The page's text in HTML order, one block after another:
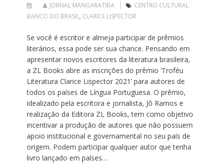
JORNAL MANGARATIBA
CENTRO CULTURAL
BANCO DO BRASIL, CLARICE LISPECTOR
Se você é escritor e almeja participar de prêmios
literários, essa pode ser sua chance. Pensando em
apresentar novos escritores da literatura brasileira,
a ZL Books abre as inscrições do prêmio ‘Troféu
Literatura Clarice Lispector 2021’ para autores de
todos os países de Língua Portuguesa. O prêmio,
idealizado pela escritora e jornalista, Jô Ramos e
realização da Editora ZL Books, tem como objetivo
incentivar a produção de autores que não possuem
apoio institucional e governamental no seu país de
origem. Podem participar qualquer autor que tenha
livro lançado em países…